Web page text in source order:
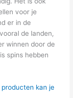
voor je
er in de
de landen,
winnen door de
spins hebben
kan je